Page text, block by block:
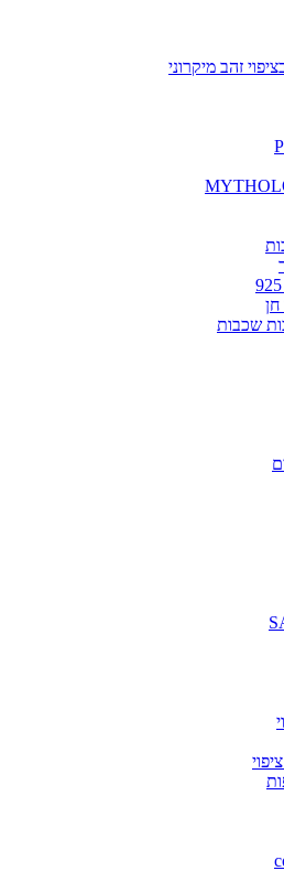
שכבות